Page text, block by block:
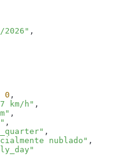
2026"
0
km/h"
nublado"